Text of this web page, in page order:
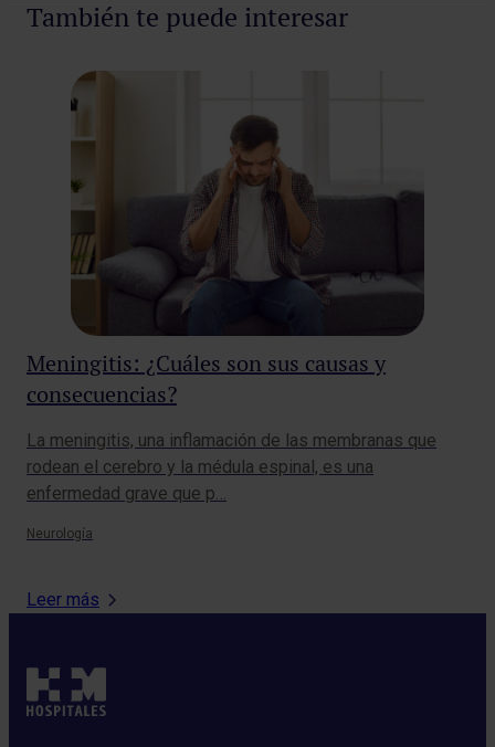
Pedir cita
También te puede interesar
Meningitis: ¿Cuáles son sus causas y
consecuencias?
La meningitis, una inflamación de las membranas que
rodean el cerebro y la médula espinal, es una
enfermedad grave que p…
Neurología
Leer más